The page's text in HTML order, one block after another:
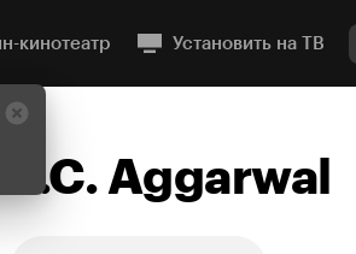
кинотеатр Установить на ТВ
P.C. Aggarwal